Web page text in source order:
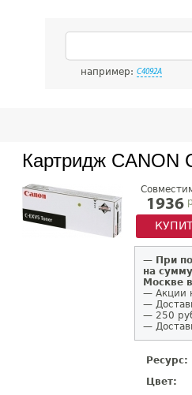
например: C4092A
Картридж CANON
1936
— При
на
Москве
— Акции
—
— 250
—
Ресурс:
Цвет: